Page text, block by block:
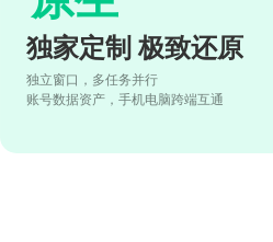
独家定制 极致还原
独立窗口，多任务并行
账号数据资产，手机电脑跨端互通